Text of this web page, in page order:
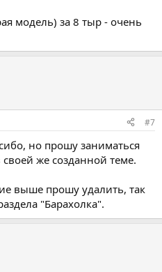
модель) за 8 тыр - очень
#7
но прошу заниматься
же созданной теме.
выше прошу удалить, так
"Барахолка".